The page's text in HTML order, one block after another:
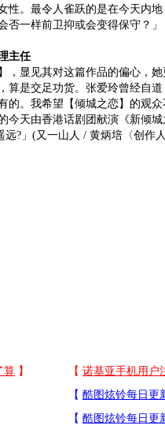
性。最令人雀跃的是在今天内
否一样前卫抑或会变得保守？」
主任
显见其对这篇作品的偏心，她
算是交足功货。张爱玲曾经自
的。我希望【倾城之恋】的观
今天由香港话剧团献演《新倾
?」(又一山人 / 黄炳培〈创作